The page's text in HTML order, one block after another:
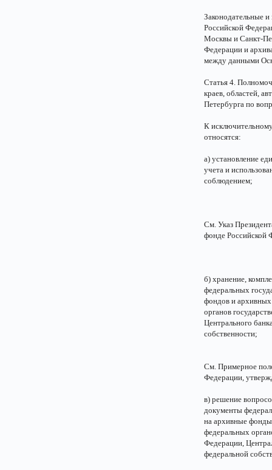
Законодательные
Российской
Москвы и Санкт-
Федерации и
между данными
Статья 4.
краев, областей,
Петербурга по
К
относятся:
а) установление
учета и
соблюдением;
См. Указ
фонде Российской
б) хранение,
федеральных
фондов и
органов
Центрального
собственности;
См. Примерное
Федерации,
в) решение
документы
на архивные
федеральных
Федерации,
федеральной